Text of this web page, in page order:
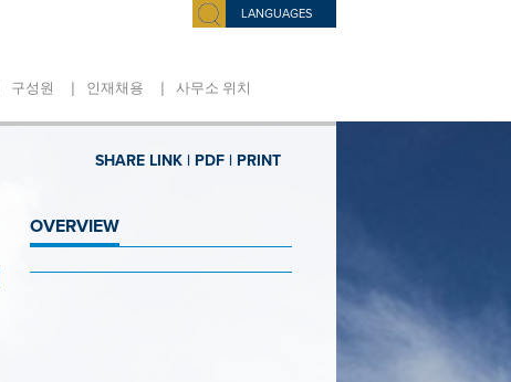
LANGUAGES
구성원 | 인재채용 | 사무소 위치
PRINT
PDF |
SHARE LINK |
OVERVIEW